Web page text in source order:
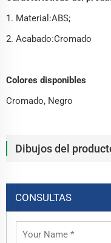
1. Material:ABS;
2. Acabado:Cromado
Colores disponibles
Cromado, Negro
Dibujos del
CONSULTAS